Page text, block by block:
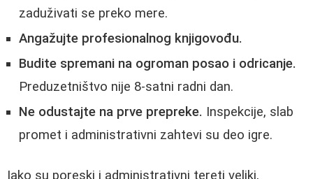
zaduživati se preko mere.
Angažujte profesionalnog knjigovođu.
Budite spremani na ogroman posao i odricanje.
Preduzetništvo nije 8-satni radni dan.
Ne odustajte na prve prepreke. Inspekcije, slab
promet i administrativni zahtevi su deo igre.
Iako su poreski i administrativni tereti veliki,